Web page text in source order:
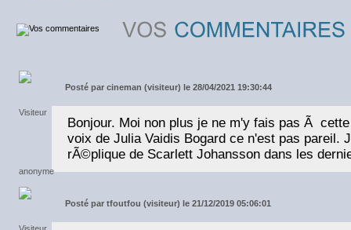
Posté par cineman (visiteur) le 28/04/2021 19:30:44
Bonjour. Moi non plus je ne m'y fais pas Ã
voix de Julia Vaidis Bogard ce n'est pas pareil.
rÃ©plique de Scarlett Johansson dans les
Posté par tfoutfou (visiteur) le 21/12/2019 05:06:01